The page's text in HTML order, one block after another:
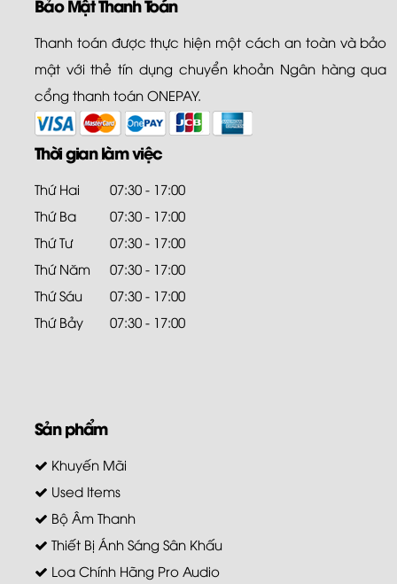
Bảo Mật Thanh Toán
Thanh toán được thực hiện một cách an toàn và bảo
mật với thẻ tín dụng chuyển khoản Ngân hàng qua
cổng thanh toán ONEPAY.
Thời gian làm việc
Thứ Hai
07:30 - 17:00
Thứ Ba
07:30 - 17:00
Thứ Tư
07:30 - 17:00
Thứ Năm
07:30 - 17:00
Thứ Sáu
07:30 - 17:00
Thứ Bảy
07:30 - 17:00
Sản phẩm
Khuyến Mãi
Used Items
Bộ Âm Thanh
Thiết Bị Ánh Sáng Sân Khấu
Loa Chính Hãng Pro Audio